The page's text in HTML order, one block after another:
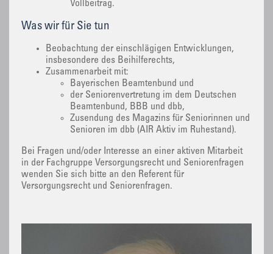
Vollbeitrag.
Was wir für Sie tun
Beobachtung der einschlägigen Entwicklungen,
insbesondere des Beihilferechts,
Zusammenarbeit mit:
Bayerischen Beamtenbund und
der Seniorenvertretung im dem Deutschen
Beamtenbund, BBB und dbb,
Zusendung des Magazins für Seniorinnen und
Senioren im dbb (AIR Aktiv im Ruhestand).
Bei Fragen und/oder Interesse an einer aktiven Mitarbeit
in der Fachgruppe Versorgungsrecht und Seniorenfragen
wenden Sie sich bitte an den Referent für
Versorgungsrecht und Seniorenfragen.